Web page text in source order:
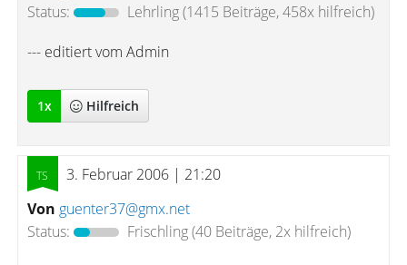
Status:
Lehrling(1415 Beiträge, 458x hilfreich)
--- editiert vom Admin
1x Hilfreich
3. Februar 2006 | 21:20
Von guenter37@gmx.net
Status:
Frischling(40 Beiträge, 2x hilfreich)